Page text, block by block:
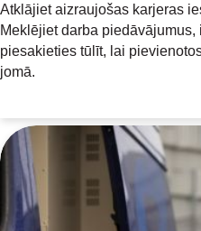
Atklājiet aizraujošas karjeras
Meklējiet darba
piesakieties tūlīt, lai
jomā.